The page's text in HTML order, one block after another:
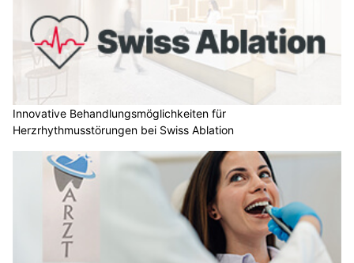
Innovative Behandlungsmöglichkeiten für
Herzrhythmusstörungen bei Swiss Ablation